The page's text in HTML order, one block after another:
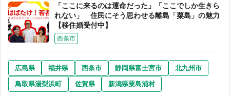
「ここに来るのは運命だった」「ここでしか生きら
れない」 住民にそう思わせる離島「粟島」の魅力
【移住婚受付中】
西条市
広島県 福井県 西条市 静岡県富士宮市
北九州市
鳥取県湯梨浜町
佐賀県 新潟県粟島浦村